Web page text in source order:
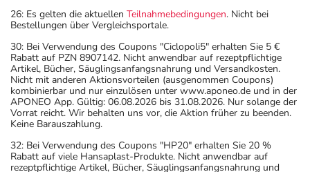
26: Es gelten die aktuellen Teilnahmebedingungen. Nicht bei
Bestellungen über Vergleichsportale.
30: Bei Verwendung des Coupons "Ciclopoli5" erhalten Sie 5 €
Rabatt auf PZN 8907142. Nicht anwendbar auf rezeptpflichtige
Artikel, Bücher, Säuglingsanfangsnahrung und Versandkosten.
Nicht mit anderen Aktionsvorteilen (ausgenommen Coupons)
kombinierbar und nur einzulösen unter www.aponeo.de und in der
APONEO App. Gültig: 06.08.2026 bis 31.08.2026. Nur solange der
Vorrat reicht. Wir behalten uns vor, die Aktion früher zu beenden.
Keine Barauszahlung.
32: Bei Verwendung des Coupons "HP20" erhalten Sie 20 %
Rabatt auf viele Hansaplast-Produkte. Nicht anwendbar auf
rezeptpflichtige Artikel, Bücher, Säuglingsanfangsnahrung und